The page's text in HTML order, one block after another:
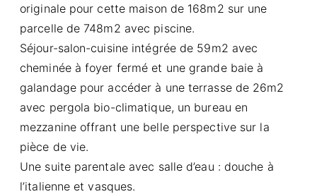
originale pour cette maison de 168m2 sur une
parcelle de 748m2 avec piscine.
Séjour-salon-cuisine intégrée de 59m2 avec
cheminée à foyer fermé et une grande baie à
galandage pour accéder à une terrasse de 26m2
avec pergola bio-climatique, un bureau en
mezzanine offrant une belle perspective sur la
pièce de vie.
Une suite parentale avec salle d’eau : douche à
l’italienne et vasques.